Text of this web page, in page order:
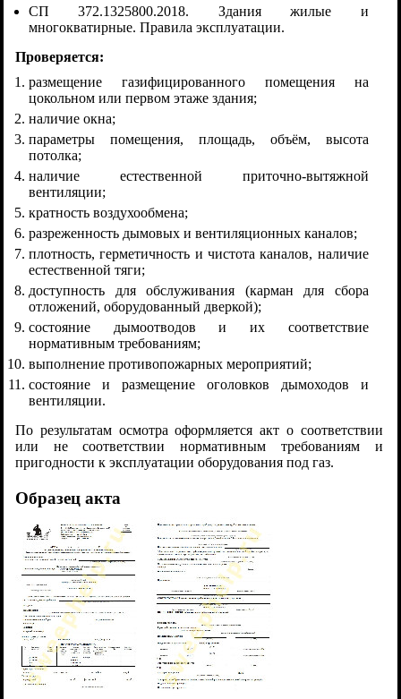
СП 372.1325800.2018. Здания жилые и
многокватирные. Правила эксплуатации.
Проверяется:
размещение газифицированного помещения на
цокольном или первом этаже здания;
наличие окна;
параметры помещения, площадь, объём, высота
потолка;
наличие естественной приточно-вытяжной
вентиляции;
кратность воздухообмена;
разреженность дымовых и вентиляционных каналов;
плотность, герметичность и чистота каналов, наличие
естественной тяги;
доступность для обслуживания (карман для сбора
отложений, оборудованный дверкой);
состояние дымоотводов и их соответствие
нормативным требованиям;
выполнение противопожарных мероприятий;
состояние и размещение оголовков дымоходов и
вентиляции.
По результатам осмотра оформляется акт о соответствии
или не соответствии нормативным требованиям и
пригодности к эксплуатации оборудования под газ.
Образец акта